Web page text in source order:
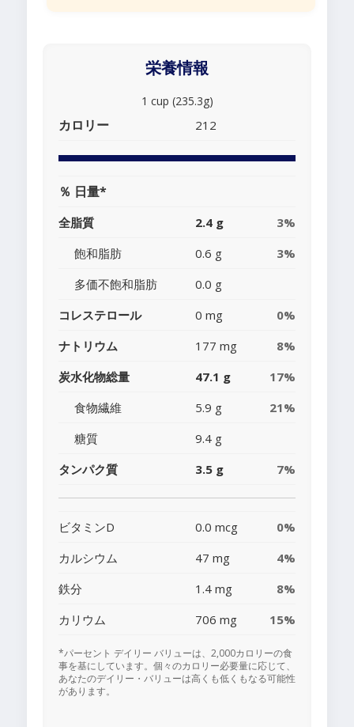
栄養情報
1 cup (235.3g)
カロリー 212
％ 日量*
全脂質 2.4 g
3%
飽和脂肪
0.6 g
3%
多価不飽和脂肪
0.0 g
コレステロール
0 mg
0%
ナトリウム
177 mg
8%
炭水化物総量
47.1 g
17%
食物繊維
5.9 g
21%
糖質
9.4 g
タンパク質
3.5 g 7%
ビタミンD 0.0 mcg
0%
カルシウム
47 mg
4%
鉄分
1.4 mg
8%
カリウム
706 mg 15%
*パーセント デイリー バリューは、2,000カロリーの食
事を基にしています。個々のカロリー必要量に応じて、
あなたのデイリー・バリューは高くも低くもなる可能性
があります。